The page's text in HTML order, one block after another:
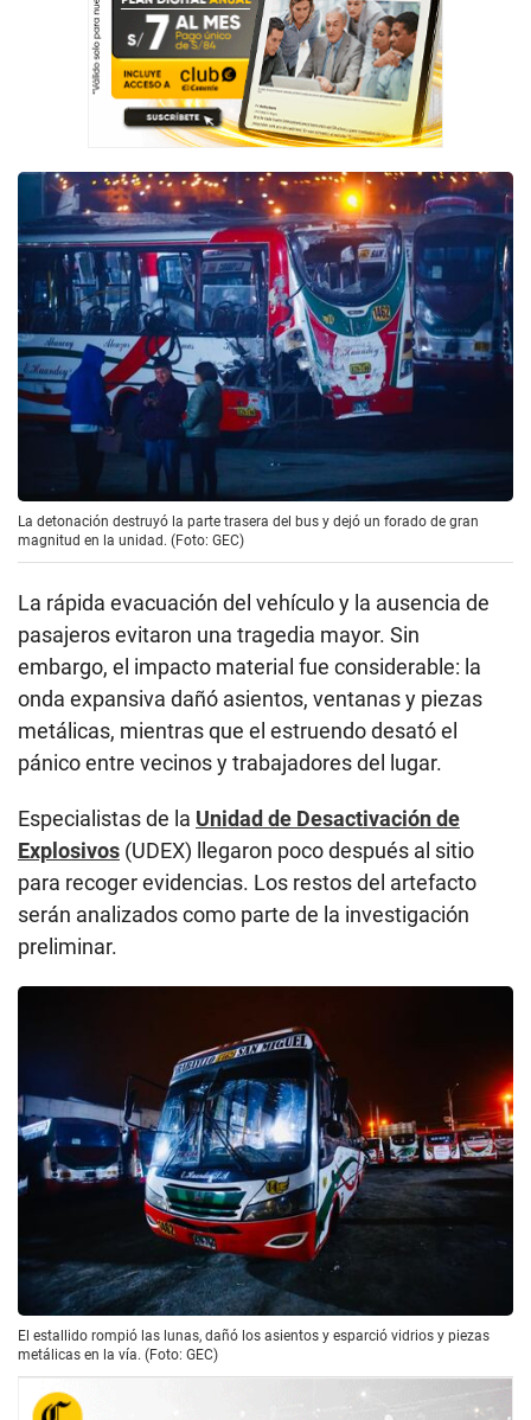
La detonación destruyó la parte trasera del bus y dejó un forado de gran
magnitud en la unidad. (Foto: GEC)
La rápida evacuación del vehículo y la ausencia de
pasajeros evitaron una tragedia mayor. Sin
embargo, el impacto material fue considerable: la
onda expansiva dañó asientos, ventanas y piezas
metálicas, mientras que el estruendo desató el
pánico entre vecinos y trabajadores del lugar.
Especialistas de la Unidad de Desactivación de
Explosivos (UDEX) llegaron poco después al sitio
para recoger evidencias. Los restos del artefacto
serán analizados como parte de la investigación
preliminar.
El estallido rompió las lunas, dañó los asientos y esparció vidrios y piezas
metálicas en la vía. (Foto: GEC)